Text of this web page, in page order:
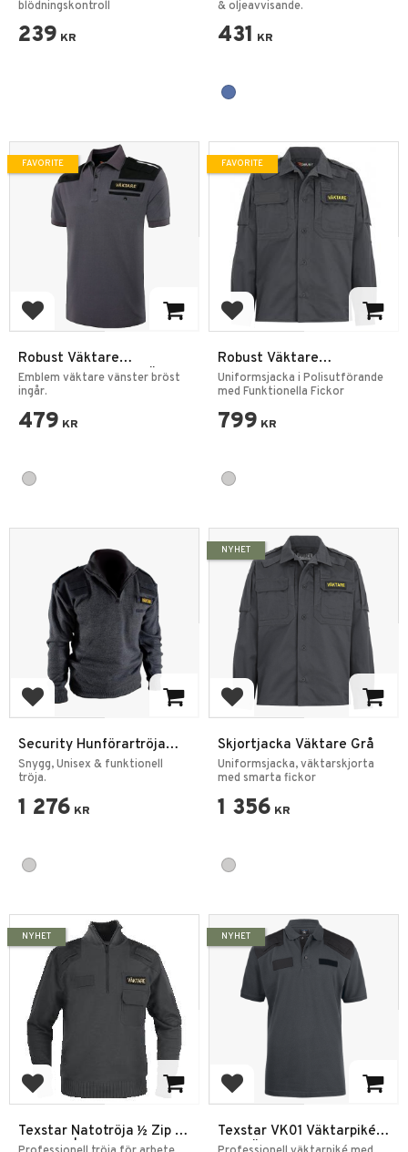
för Livshotande
Blödningar
blödningskontroll
239 KR
& oljeavvisande.
431 KR
Add to favorites
Robust Väktare
Hundförarpiké Kort Ärm
Emblem väktare vänster bröst
ingår.
479 KR
FAVORITE
Add to favorites
Robust Väktare
Skjortjacka Grå
Uniformsjacka i Polisutförande
med Funktionella Fickor
799 KR
FAVORITE
Add to favorites
Security Hunförartröja
Pullover
Snygg, Unisex & funktionell
tröja.
1 276 KR
Add to favorites
Skjortjacka Väktare Grå
Uniformsjacka, väktarskjorta
med smarta fickor
1 356 KR
NYHET
Add to favorites
Texstar Natotröja ½ Zip –
Väktare | Förstärkt &
NYHET
Add to favorites
Texstar VK01 Väktarpiké
Kort Ärm
NYHET